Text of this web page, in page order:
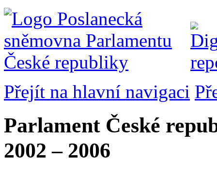
Přejít na hlavní navigaci
Parlament České
2002 – 2006